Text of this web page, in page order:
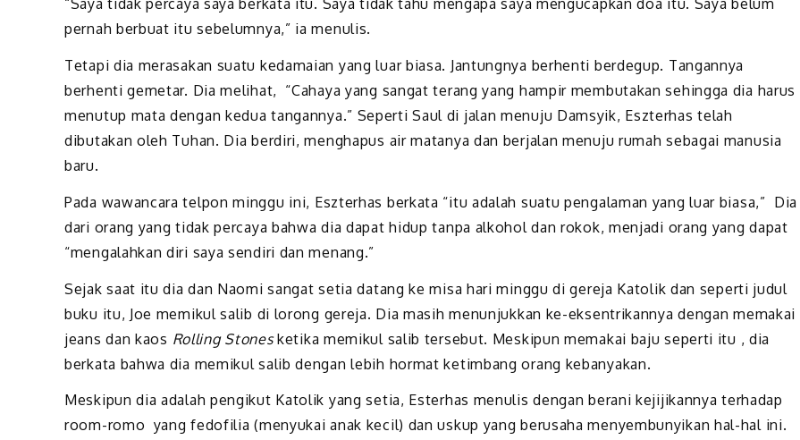
“Saya tidak percaya saya berkata itu. Saya tidak tahu mengapa saya mengucapkan doa itu. Saya belum
pernah berbuat itu sebelumnya,” ia menulis.
Tetapi dia merasakan suatu kedamaian yang luar biasa. Jantungnya berhenti berdegup. Tangannya
berhenti gemetar. Dia melihat, “Cahaya yang sangat terang yang hampir membutakan sehingga dia harus
menutup mata dengan kedua tangannya.” Seperti Saul di jalan menuju Damsyik, Eszterhas telah
dibutakan oleh Tuhan. Dia berdiri, menghapus air matanya dan berjalan menuju rumah sebagai manusia
baru.
Pada wawancara telpon minggu ini, Eszterhas berkata “itu adalah suatu pengalaman yang luar biasa,” Dia
dari orang yang tidak percaya bahwa dia dapat hidup tanpa alkohol dan rokok, menjadi orang yang dapat
“mengalahkan diri saya sendiri dan menang.”
Sejak saat itu dia dan Naomi sangat setia datang ke misa hari minggu di gereja Katolik dan seperti judul
buku itu, Joe memikul salib di lorong gereja. Dia masih menunjukkan ke-eksentrikannya dengan memakai
jeans dan kaos Rolling Stonesketika memikul salib tersebut. Meskipun memakai baju seperti itu , dia
berkata bahwa dia memikul salib dengan lebih hormat ketimbang orang kebanyakan.
Meskipun dia adalah pengikut Katolik yang setia, Esterhas menulis dengan berani kejijikannya terhadap
room-romo yang fedofilia (menyukai anak kecil) dan uskup yang berusaha menyembunyikan hal-hal ini.